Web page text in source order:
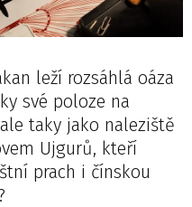
leží rozsáhlá oáza
své poloze na
taky jako naleziště
Ujgurů, kteří
prach i čínskou